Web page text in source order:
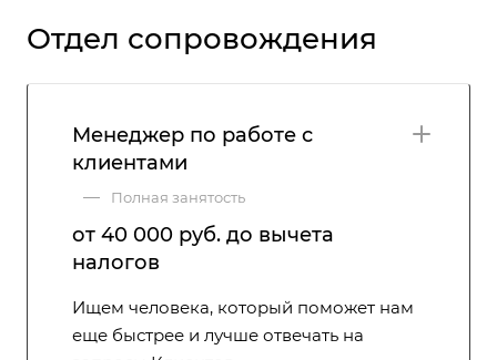
Отдел сопровождения
Менеджер по работе с
клиентами
— Полная занятость
от 40 000 руб. до вычета
налогов
Ищем человека, который поможет нам
еще быстрее и лучше отвечать на